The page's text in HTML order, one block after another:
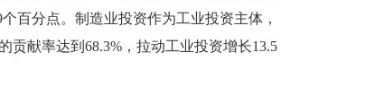
个百分点。制造业投资作为工业投资主体，
贡献率达到 68.3%，拉动工业投资增长13.5